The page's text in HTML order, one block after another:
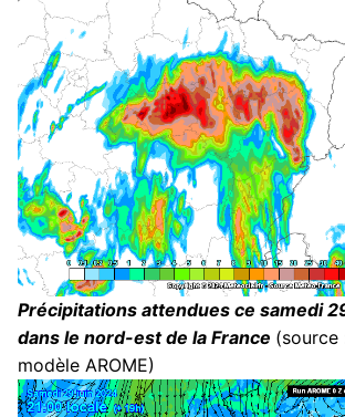
Précipitations attendues ce samedi
dans le nord-est de la France (source
modèle AROME)